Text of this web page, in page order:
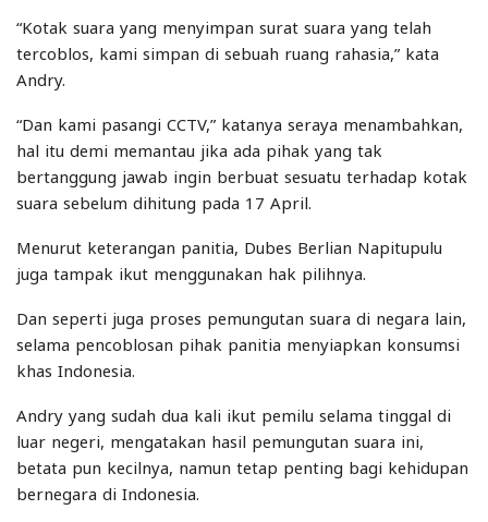
“Kotak suara yang menyimpan surat suara yang telah
tercoblos, kami simpan di sebuah ruang rahasia,” kata
Andry.
“Dan kami pasangi CCTV,” katanya seraya menambahkan,
hal itu demi memantau jika ada pihak yang tak
bertanggung jawab ingin berbuat sesuatu terhadap kotak
suara sebelum dihitung pada 17 April.
Menurut keterangan panitia, Dubes Berlian Napitupulu
juga tampak ikut menggunakan hak pilihnya.
Dan seperti juga proses pemungutan suara di negara lain,
selama pencoblosan pihak panitia menyiapkan konsumsi
khas Indonesia.
Andry yang sudah dua kali ikut pemilu selama tinggal di
luar negeri, mengatakan hasil pemungutan suara ini,
betata pun kecilnya, namun tetap penting bagi kehidupan
bernegara di Indonesia.